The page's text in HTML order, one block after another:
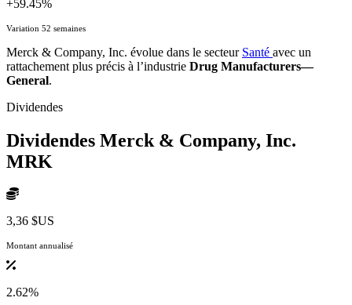
+59.45%
Variation 52 semaines
Merck & Company, Inc. évolue dans le secteur Santé avec un
rattachement plus précis à l’industrie Drug Manufacturers—
General.
Dividendes
Dividendes Merck & Company, Inc.
MRK
3,36 $US
Montant annualisé
2.62%